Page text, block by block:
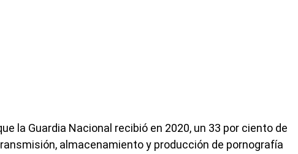
la Guardia Nacional recibió en 2020, un 33 por ciento de
almacenamiento y producción de pornografía